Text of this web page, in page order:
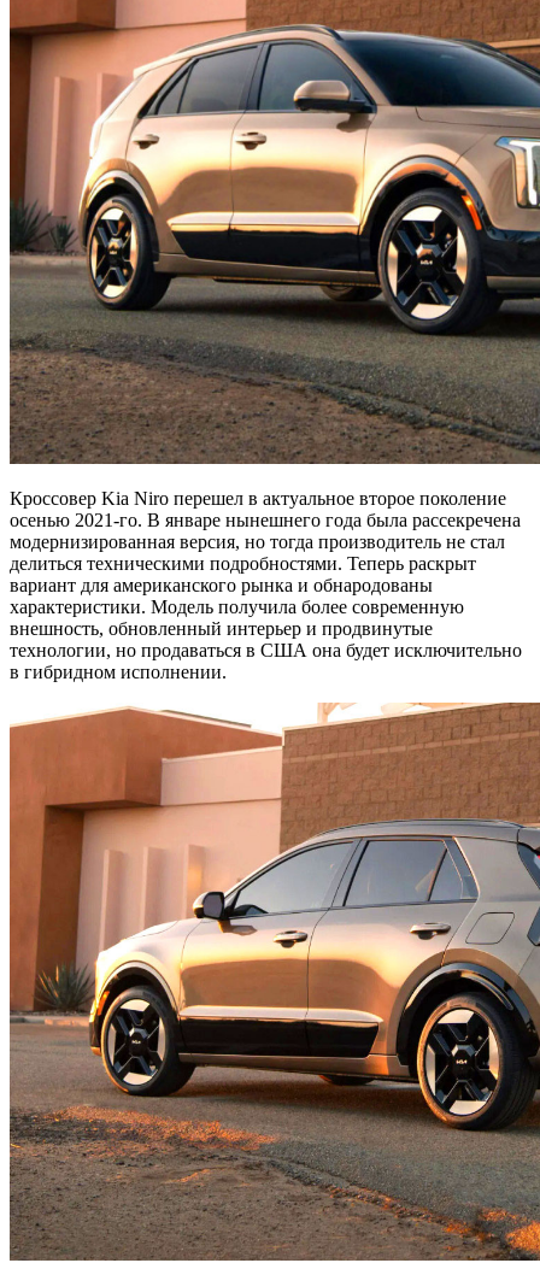
Кроссовер Kia Niro перешел в актуальное второе поколение
осенью 2021-го. В январе нынешнего года была рассекречена
модернизированная версия, но тогда производитель не стал
делиться техническими подробностями. Теперь раскрыт
вариант для американского рынка и обнародованы
характеристики. Модель получила более современную
внешность, обновленный интерьер и продвинутые
технологии, но продаваться в США она будет исключительно
в гибридном исполнении.